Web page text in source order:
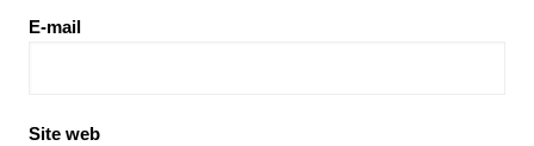
E-mail
Site web